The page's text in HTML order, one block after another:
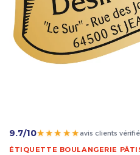
9.7/10★★★★★avis clients
ÉTIQUETTE BOULANGERIE